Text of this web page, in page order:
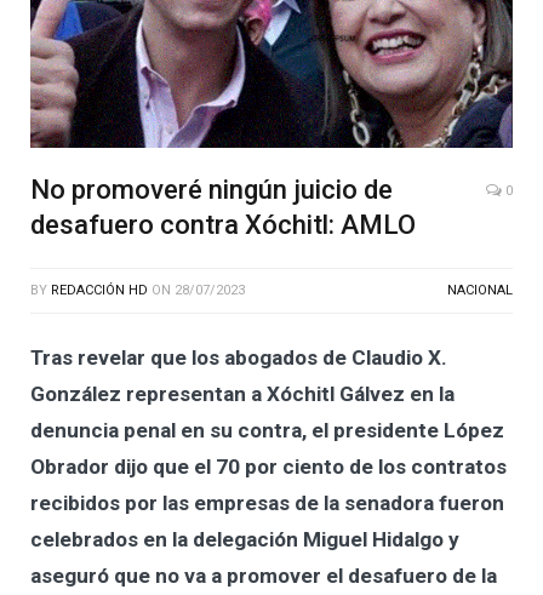
No promoveré ningún juicio de
desafuero contra Xóchitl: AMLO
0
BY REDACCIÓN HD ON 28/07/2023 NACIONAL
Tras revelar que los abogados de Claudio X.
González representan a Xóchitl Gálvez en la
denuncia penal en su contra, el presidente López
Obrador dijo que el 70 por ciento de los contratos
recibidos por las empresas de la senadora fueron
celebrados en la delegación Miguel Hidalgo y
aseguró que no va a promover el desafuero de la